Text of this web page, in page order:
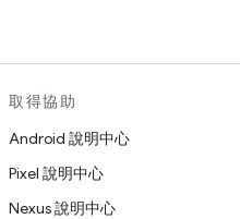
取得協助
Android 說明中心
Pixel 說明中心
Nexus 說明中心